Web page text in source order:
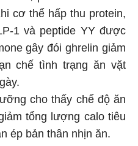
cơ thể hấp thu protein,
1 và peptide YY được
gây đói ghrelin giảm
chế tình trạng ăn vặt
cho thấy chế độ ăn
tổng lượng calo tiêu
ép bản thân nhịn ăn.